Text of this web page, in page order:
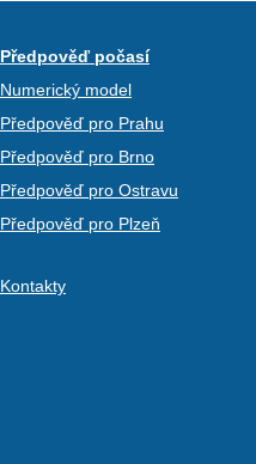
Předpověď počasí
Numerický model
Předpověď pro Prahu
Předpověď pro Brno
Předpověď pro Ostravu
Předpověď pro Plzeň
Kontakty